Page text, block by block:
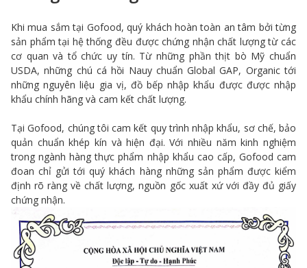
Khi mua sắm tại Gofood, quý khách hoàn toàn an tâm bởi từng
sản phẩm tại hệ thống đều được chứng nhận chất lượng từ các
cơ quan và tổ chức uy tín. Từ những phần thịt bò Mỹ chuẩn
USDA, những chú cá hồi Nauy chuẩn Global GAP, Organic tới
những nguyên liệu gia vị, đồ bếp nhập khẩu được được nhập
khẩu chính hãng và cam kết chất lượng.
Tại Gofood, chúng tôi cam kết quy trình nhập khẩu, sơ chế, bảo
quản chuẩn khép kín và hiện đại. Với nhiều năm kinh nghiệm
trong ngành hàng thực phẩm nhập khẩu cao cấp, Gofood cam
đoan chỉ gửi tới quý khách hàng những sản phẩm được kiểm
định rõ ràng về chất lượng, nguồn gốc xuất xứ với đầy đủ giấy
chứng nhận.